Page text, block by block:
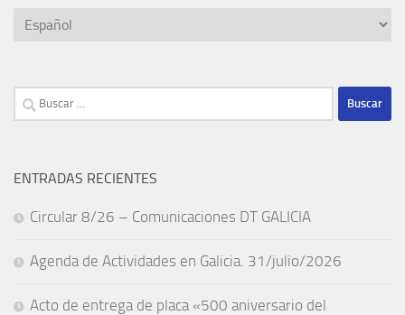
Elegir
Buscar:
ENTRADAS RECIENTES
Circular 8/26 – Comunicaciones DT GALICIA
Agenda de Actividades en Galicia. 31/julio/2026
Acto de entrega de placa «500 aniversario del